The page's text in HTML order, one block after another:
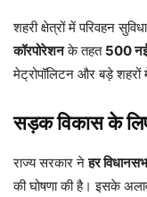
शहरी क्षेत्रों में परिवहन
कॉरपोरेशनके तहत 500
मेट्रोपॉलिटन और बड़े
सड़क विकास के
राज्य सरकार नेहर
की घोषणा की है। इसके